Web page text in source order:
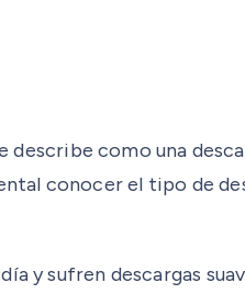
como una
conocer el tipo de
y sufren descargas